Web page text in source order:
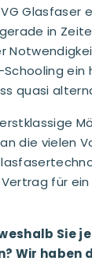
Glasfaser
in
quasi
die vielen
für
Sie
Wir haben